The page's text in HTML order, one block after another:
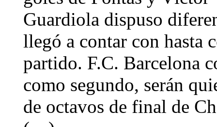
Guardiola dispuso
llegó a contar con hasta
partido. F.C. Barcelona
como segundo, serán
de octavos de final de